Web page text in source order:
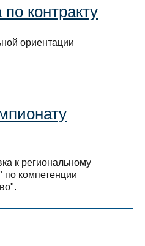
контракту
ориентации
к региональному
по компетенции